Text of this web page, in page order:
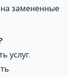
на замененные
услуг.